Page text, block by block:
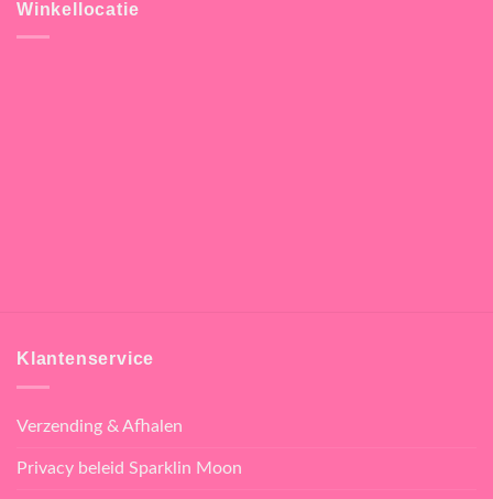
Winkellocatie
Klantenservice
Verzending & Afhalen
Privacy beleid Sparklin Moon